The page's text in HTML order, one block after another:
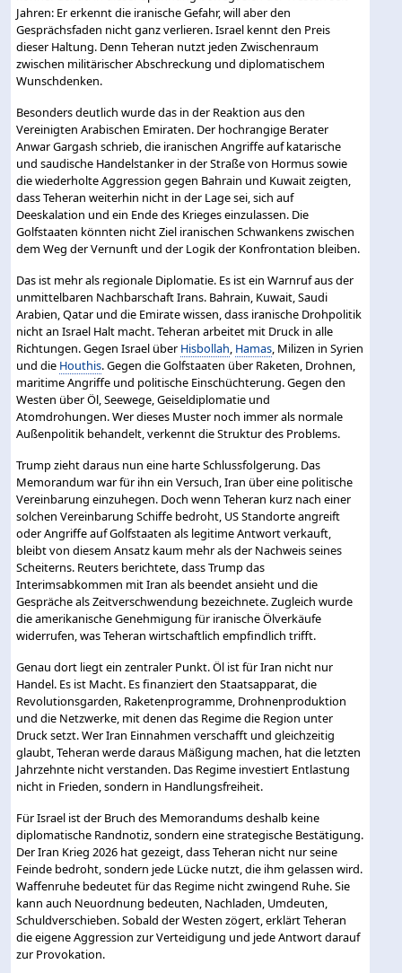
Jahren: Er erkennt die iranische Gefahr, will aber den
Gesprächsfaden nicht ganz verlieren. Israel kennt den Preis
dieser Haltung. Denn Teheran nutzt jeden Zwischenraum
zwischen militärischer Abschreckung und diplomatischem
Wunschdenken.
Besonders deutlich wurde das in der Reaktion aus den
Vereinigten Arabischen Emiraten. Der hochrangige Berater
Anwar Gargash schrieb, die iranischen Angriffe auf katarische
und saudische Handelstanker in der Straße von Hormus sowie
die wiederholte Aggression gegen Bahrain und Kuwait zeigten,
dass Teheran weiterhin nicht in der Lage sei, sich auf
Deeskalation und ein Ende des Krieges einzulassen. Die
Golfstaaten könnten nicht Ziel iranischen Schwankens zwischen
dem Weg der Vernunft und der Logik der Konfrontation bleiben.
Das ist mehr als regionale Diplomatie. Es ist ein Warnruf aus der
unmittelbaren Nachbarschaft Irans. Bahrain, Kuwait, Saudi
Arabien, Qatar und die Emirate wissen, dass iranische Drohpolitik
nicht an Israel Halt macht. Teheran arbeitet mit Druck in alle
Richtungen. Gegen Israel über Hisbollah, Hamas, Milizen in Syrien
und die Houthis. Gegen die Golfstaaten über Raketen, Drohnen,
maritime Angriffe und politische Einschüchterung. Gegen den
Westen über Öl, Seewege, Geiseldiplomatie und
Atomdrohungen. Wer dieses Muster noch immer als normale
Außenpolitik behandelt, verkennt die Struktur des Problems.
Trump zieht daraus nun eine harte Schlussfolgerung. Das
Memorandum war für ihn ein Versuch, Iran über eine politische
Vereinbarung einzuhegen. Doch wenn Teheran kurz nach einer
solchen Vereinbarung Schiffe bedroht, US Standorte angreift
oder Angriffe auf Golfstaaten als legitime Antwort verkauft,
bleibt von diesem Ansatz kaum mehr als der Nachweis seines
Scheiterns. Reuters berichtete, dass Trump das
Interimsabkommen mit Iran als beendet ansieht und die
Gespräche als Zeitverschwendung bezeichnete. Zugleich wurde
die amerikanische Genehmigung für iranische Ölverkäufe
widerrufen, was Teheran wirtschaftlich empfindlich trifft.
Genau dort liegt ein zentraler Punkt. Öl ist für Iran nicht nur
Handel. Es ist Macht. Es finanziert den Staatsapparat, die
Revolutionsgarden, Raketenprogramme, Drohnenproduktion
und die Netzwerke, mit denen das Regime die Region unter
Druck setzt. Wer Iran Einnahmen verschafft und gleichzeitig
glaubt, Teheran werde daraus Mäßigung machen, hat die letzten
Jahrzehnte nicht verstanden. Das Regime investiert Entlastung
nicht in Frieden, sondern in Handlungsfreiheit.
Für Israel ist der Bruch des Memorandums deshalb keine
diplomatische Randnotiz, sondern eine strategische Bestätigung.
Der Iran Krieg 2026 hat gezeigt, dass Teheran nicht nur seine
Feinde bedroht, sondern jede Lücke nutzt, die ihm gelassen wird.
Waffenruhe bedeutet für das Regime nicht zwingend Ruhe. Sie
kann auch Neuordnung bedeuten, Nachladen, Umdeuten,
Schuldverschieben. Sobald der Westen zögert, erklärt Teheran
die eigene Aggression zur Verteidigung und jede Antwort darauf
zur Provokation.